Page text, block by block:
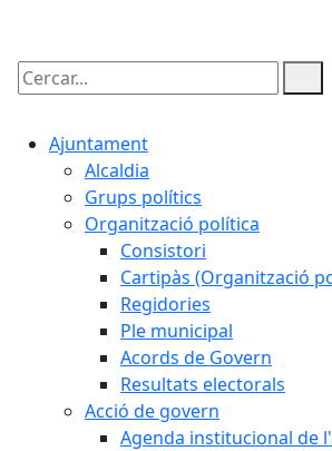
Cercar:
Ajuntament
Alcaldia
Grups polítics
Organització política
Consistori
Cartipàs (Organització
Regidories
Ple municipal
Acords de Govern
Resultats electorals
Acció de govern
Agenda institucional de